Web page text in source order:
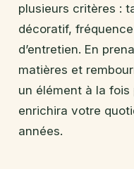
plusieurs critères :
décoratif,
d’entretien. En
matières et
un élément à la
enrichira votre
années.